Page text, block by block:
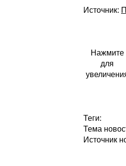
Источник:
Нажмите
для
Теги:
Тема
Источник